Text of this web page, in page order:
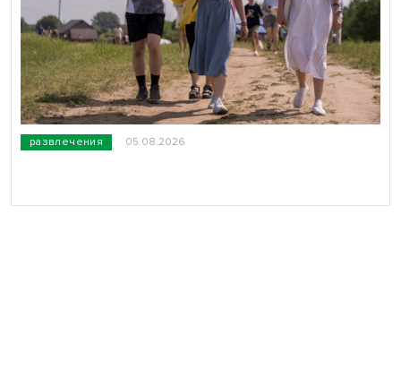
развлечения 05.08.2026